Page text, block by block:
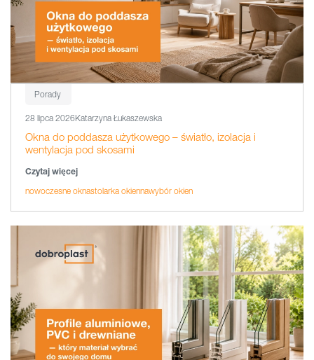
Porady
28 lipca 2026Katarzyna Łukaszewska
Okna do poddasza użytkowego – światło, izolacja i
wentylacja pod skosami
Czytaj więcej
nowoczesne oknastolarka okiennawybór okien